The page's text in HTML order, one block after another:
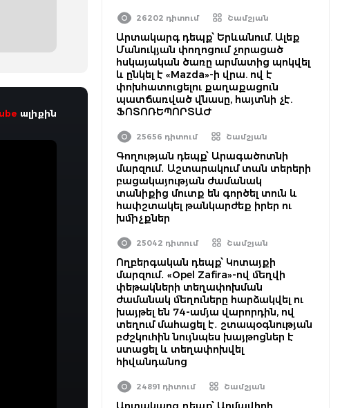
ալիքին
26202 դիտում Շամշյան
Արտակարգ դեպք՝ Երևանում. Ալեք
Մանուկյան փողոցում չորացած
հսկայական ծառը արմատից պոկվել
և ընկել է «Mazda»-ի վրա. ով է
փոխհատուցելու քաղաքացուն
պատճառված վնասը, հայտնի չէ.
ՖՈՏՈՌԵՊՈՐՏԱԺ
25656 դիտում Շամշյան
Գողության դեպք՝ Արագածոտնի
մարզում․ Աշտարակում տան տերերի
բացակայության ժամանակ
տանիքից մուտք են գործել տուն և
հափշտակել թանկարժեք իրեր ու
խմիչքներ
25042 դիտում Շամշյան
Ողբերգական դեպք՝ Կոտայքի
մարզում․ «Opel Zafira»-ով մեղվի
փեթակների տեղափոխման
ժամանակ մեղուները հարձակվել ու
խայթել են 74-ամյա վարորդին, ով
տեղում մահացել է․ շտապօգնության
բժշկուհին նույնպես խայթոցներ է
ստացել և տեղափոխվել
հիվանդանոց
24891 դիտում Շամշյան